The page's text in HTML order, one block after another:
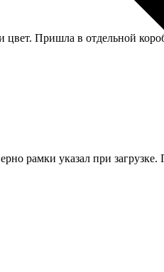
Пришла в отдельной
рамки указал при